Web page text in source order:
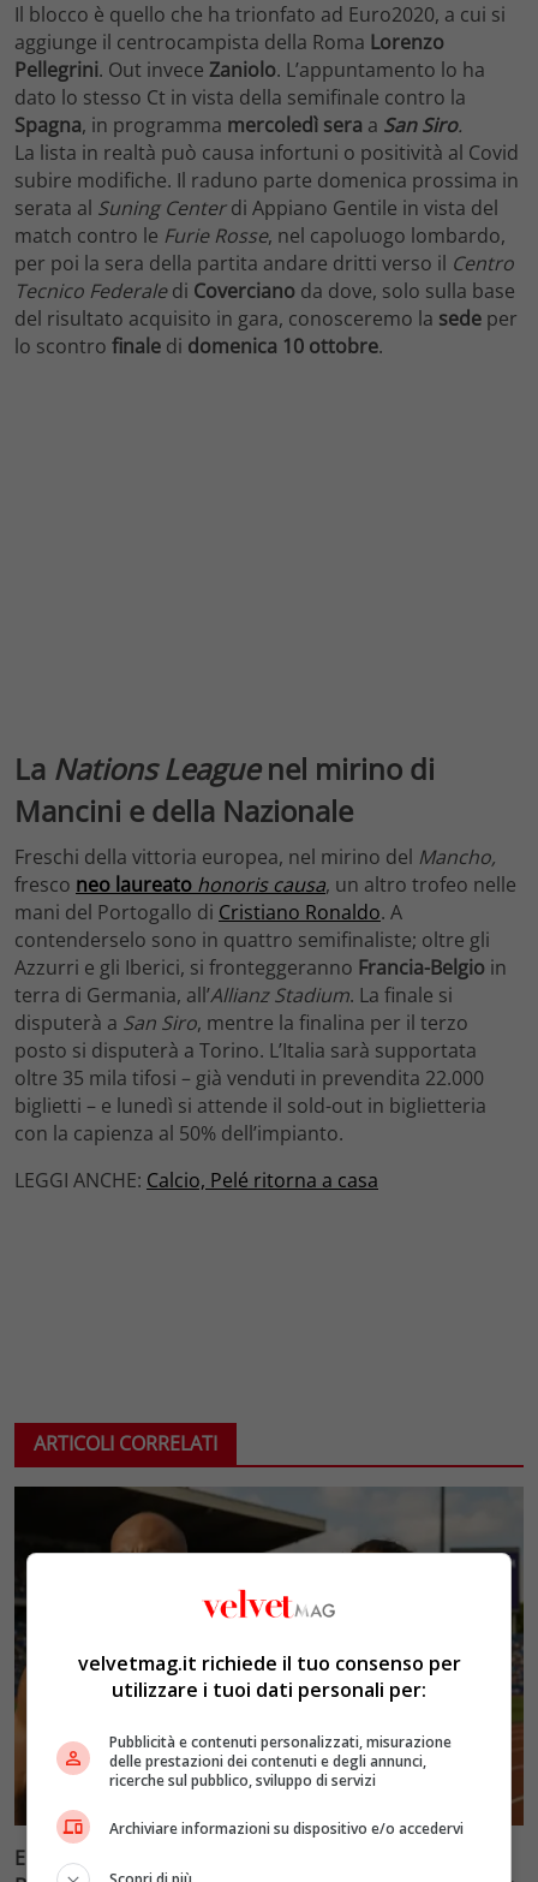
Il blocco è quello che ha trionfato ad Euro2020, a cui si
aggiunge il centrocampista della Roma Lorenzo
Pellegrini. Out invece Zaniolo. L’appuntamento lo ha
dato lo stesso Ct in vista della semifinale contro la
Spagna, in programma mercoledì sera a San Siro.
La lista in realtà può causa infortuni o positività al Covid
subire modifiche. Il raduno parte domenica prossima in
serata al Suning Centerdi Appiano Gentile in vista del
match contro le Furie Rosse, nel capoluogo lombardo,
per poi la sera della partita andare dritti verso il Centro
Tecnico Federaledi Coverciano da dove, solo sulla base
del risultato acquisito in gara, conosceremo la sede per
lo scontro finale di domenica 10 ottobre.
La Nations Leaguenel mirino di
Mancini e della Nazionale
Freschi della vittoria europea, nel mirino del Mancho,
fresco neo laureato honoris causa, un altro trofeo nelle
mani del Portogallo di Cristiano Ronaldo. A
contenderselo sono in quattro semifinaliste; oltre gli
Azzurri e gli Iberici, si fronteggeranno Francia-Belgio in
terra di Germania, all’Allianz Stadium. La finale si
disputerà a San Siro, mentre la finalina per il terzo
posto si disputerà a Torino. L’Italia sarà supportata
oltre 35 mila tifosi – già venduti in prevendita 22.000
biglietti – e lunedì si attende il sold-out in biglietteria
con la capienza al 50% dell’impianto.
LEGGI ANCHE: Calcio, Pelé ritorna a casa
ARTICOLI CORRELATI
Europei di atletica 2026 a Birmingham: Jacobs e
velvetmag.it richiede il tuo consenso per
utilizzare i tuoi dati personali per:
Pubblicità e contenuti personalizzati, misurazione
delle prestazioni dei contenuti e degli annunci,
ricerche sul pubblico, sviluppo di servizi
Archiviare informazioni su dispositivo e/o accedervi